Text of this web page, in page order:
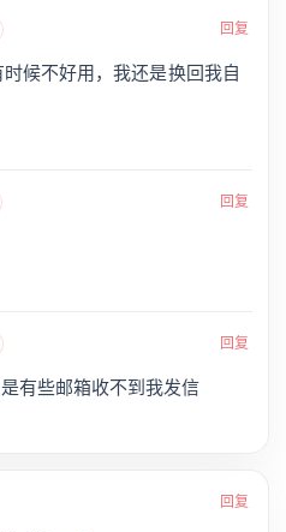
回复
候不好用，我还是换回我自
回复
回复
有些邮箱收不到我发信
回复